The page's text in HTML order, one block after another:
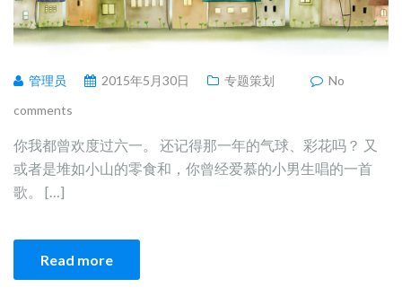
管理员 2015年5月30日 专题策划
No
comments
你我都曾欢度过六一。 还记得那一年的气球、彩花吗？ 又
或者是堆如小山的零食和，你曾经爱慕的小男生唱的一首
歌。 […]
Read more